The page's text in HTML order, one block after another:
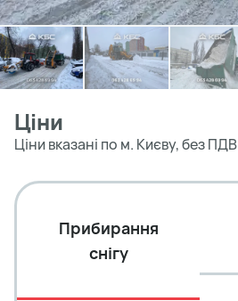
Ціни
Ціни вказані по м. Києву, без ПДВ
Прибирання
снігу